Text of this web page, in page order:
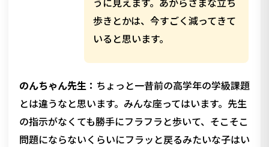
歩きとかは、今すごく減ってきて
いると思います。
のんちゃん先生： ちょっと一昔前の高学年の学級課題
とは違うなと思います。みんな座ってはいます。先生
の指示がなくても勝手にフラフラと歩いて、そこそこ
問題にならないくらいにフラッと戻るみたいな子はい